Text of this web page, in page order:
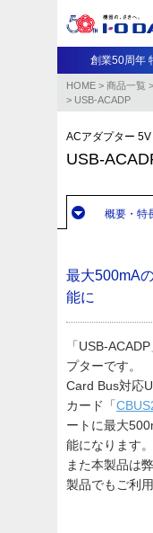
創業50周年
HOME > 商品一覧 >
> USB-ACADP
ACアダプター
USB-
概要・特
最大500mA
能に
「USB-
プターです。
Card Bus対応
カード「
ートに最大
能になります。
また本製品は
製品でもご利